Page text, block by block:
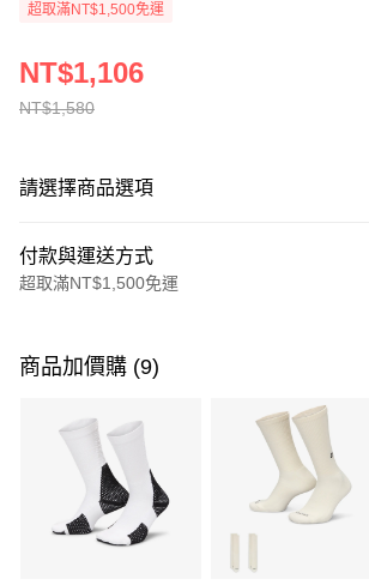
超取滿NT$1,500免運
NT$1,580
NT$1,106
請選擇商品選項
付款與運送方式
超取滿NT$1,500免運
信用卡一次付款
3 期 0 利率 每期
合作金庫商業銀行
第一商業銀行
華南商業銀行
彰化商業銀行
上海商業儲蓄銀行
Apple Pay
商品加價購 (9)